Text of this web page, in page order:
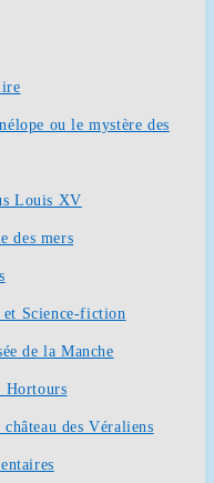
ou le mystère des
Louis XV
des mers
Science-fiction
de la Manche
Hortours
des Véraliens